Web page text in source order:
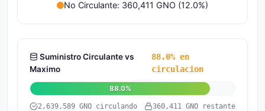
No Circulante: 360,411 GNO (12.0%)
Suministro Circulante vs
Maximo
88.0% en
circulacion
88.0%
2,639,589 GNO circulando 360,411 GNO restante